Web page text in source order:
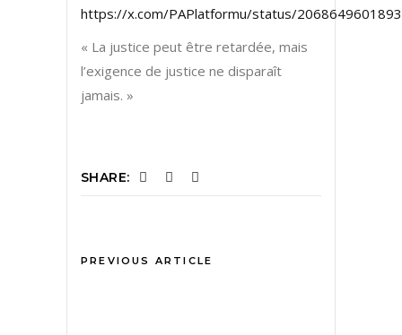
https://x.com/PAPlatformu/status/
« La justice peut être retardée, mais
l’exigence de justice ne disparaît
jamais. »
SHARE:
PREVIOUS ARTICLE